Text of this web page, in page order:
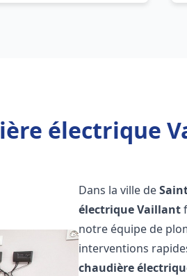
électrique
Dans la ville de
électrique Vaillant
notre équipe de
interventions
chaudière